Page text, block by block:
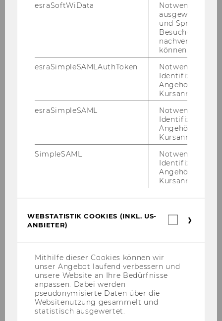
An der WU setzen wir uns aktiv dafür ein,
einen positiven gesellschaftlichen Einfluss
durch und über Forschung und Lehre
hinaus zu erreichen. Wir und andere
ZUR THIRD MISSION
esraSoftWiData
Notwendig um
ausgewählte
und
Besuchers
nachverfolgen
können.
esraSimpleSAMLAuthToken
Notwendig zur
Identifizierung
Angehörige/r für
Kursanmeldung.
esraSimpleSAML
Notwendig zur
Identifizierung
Angehörige/r für
Kursanmeldung.
SimpleSAML
Notwendig zur
Identifizierung
Angehörige/r für
Kursanmeldung.
WEBSTATISTIK COOKIES (INKL. US-
ANBIETER)
Mithilfe dieser Cookies können wir
unser Angebot laufend verbessern und
unsere Website an Ihre Bedürfnisse
anpassen. Dabei werden
pseudonymisierte Daten über die
Websitenutzung gesammelt und
statistisch ausgewertet.